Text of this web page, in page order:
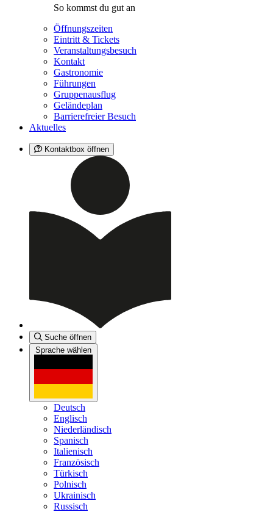
So kommst du gut an
Öffnungszeiten
Eintritt & Tickets
Veranstaltungsbesuch
Kontakt
Gastronomie
Führungen
Gruppenausflug
Geländeplan
Barrierefreier Besuch
Aktuelles
Kontaktbox öffnen
Suche öffnen
Sprache wählen
Deutsch
Englisch
Niederländisch
Spanisch
Italienisch
Französisch
Türkisch
Polnisch
Ukrainisch
Russisch